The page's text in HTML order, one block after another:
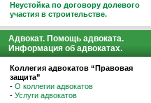
Неустойка по договору долевого
участия в строительстве.
Адвокат. Помощь адвоката.
Информация об адвокатах.
Коллегия адвокатов “Правовая
защита”
- О коллегии адвокатов
- Услуги адвокатов